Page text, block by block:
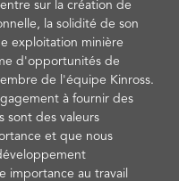
sur la création de
la solidité de son
exploitation minière
d'opportunités de
de l'équipe Kinross.
à fournir des
sont des valeurs
et que nous
importance au travail